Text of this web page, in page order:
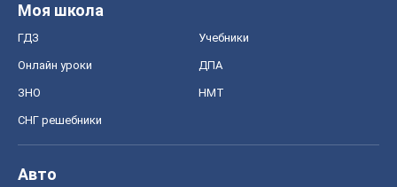
Моя школа
ГДЗ Учебники
Онлайн уроки ДПА
ЗНО НМТ
СНГ решебники
Авто